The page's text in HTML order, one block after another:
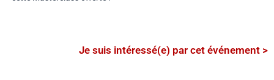
Je suis intéressé(e) par cet événement >